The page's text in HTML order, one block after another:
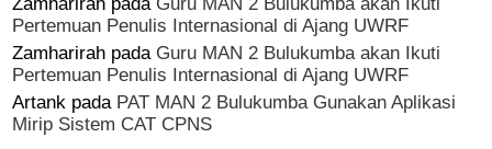
Pertemuan Penulis Internasional di Ajang UWRF
Zamharirah pada Guru MAN 2 Bulukumba akan Ikuti
Pertemuan Penulis Internasional di Ajang UWRF
Artank pada PAT MAN 2 Bulukumba Gunakan Aplikasi
Mirip Sistem CAT CPNS